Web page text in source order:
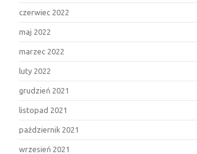
czerwiec 2022
maj 2022
marzec 2022
luty 2022
grudzień 2021
listopad 2021
październik 2021
wrzesień 2021